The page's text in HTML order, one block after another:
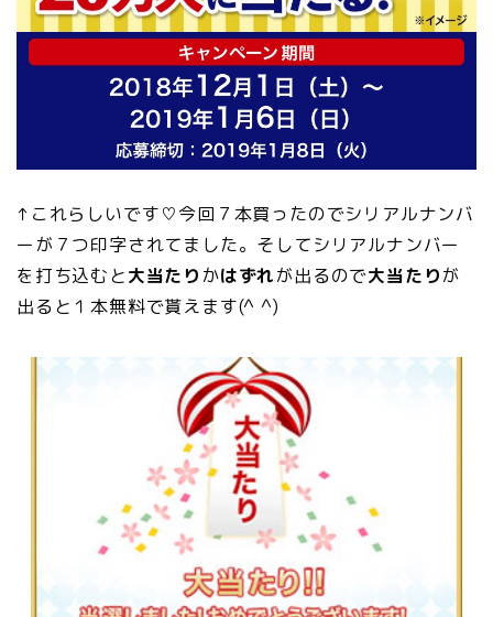
↑これらしいです♡今回７本買ったのでシリアルナンバ
ーが７つ印字されてました。そしてシリアルナンバー
を打ち込むと大当たり かはずれが出るので大当たりが
出ると１本無料で貰えます(^ ^)